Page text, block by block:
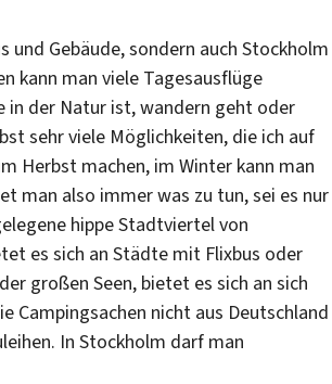
Gebäude, sondern auch Stockholm
kann man viele Tagesausflüge
in der Natur ist, wandern geht oder
sehr viele Möglichkeiten, die ich auf
Herbst machen, im Winter kann man
man also immer was zu tun, sei es nur
hippe Stadtviertel von
es sich an Städte mit Flixbus oder
großen Seen, bietet es sich an sich
Campingsachen nicht aus Deutschland
In Stockholm darf man